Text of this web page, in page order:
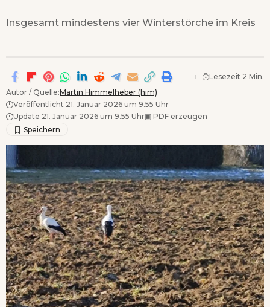
Insgesamt mindestens vier Winterstörche im Kreis
Autor / Quelle:Martin Himmelheber (him)
Veröffentlicht 21. Januar 2026 um 9.55 Uhr
Update 21. Januar 2026 um 9.55 Uhr▣ PDF erzeugen
Lesezeit 2 Min.